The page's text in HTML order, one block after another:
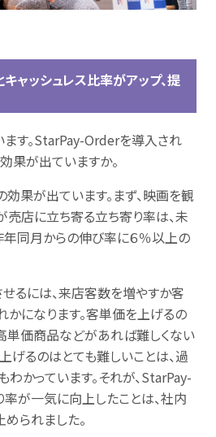
ャッシュレス比率がアップ、提
す。StarPay-Orderを導入され
果が出ていますか。
果が出ています。まず、映画を観
店に立ち寄る立ち寄り率は、未
同月からの伸び率に６％以上の
るには、来店客数を増やすか客
になります。客単価を上げるの
単価商品などがあれば難しくない
げるのはとても難しいことは、過
かっています。それが、StarPay-
が一気に向上したことは、社内
られました。